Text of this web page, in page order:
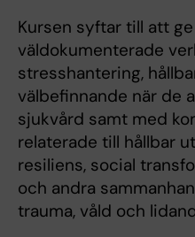
Kursen syftar till att
väldokumenterade
stresshantering,
välbefinnande när de
sjukvård samt med
relaterade till hållbar
resiliens, social
och andra
trauma, våld och